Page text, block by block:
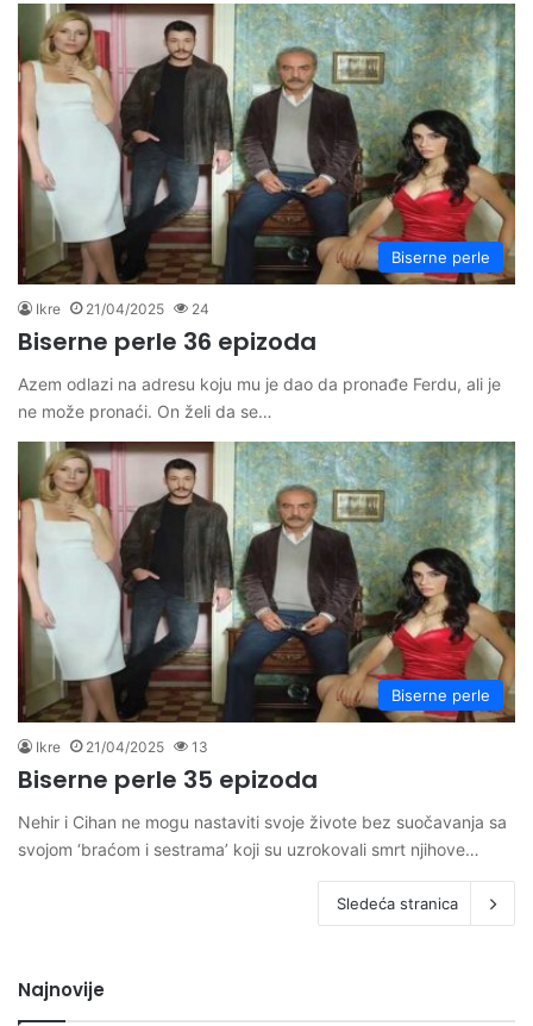
Biserne perle
Ikre 21/04/2025 24
Biserne perle 36 epizoda
Azem odlazi na adresu koju mu je dao da pronađe Ferdu, ali je
ne može pronaći. On želi da se…
Biserne perle
Ikre 21/04/2025 13
Biserne perle 35 epizoda
Nehir i Cihan ne mogu nastaviti svoje živote bez suočavanja sa
svojom ‘braćom i sestrama’ koji su uzrokovali smrt njihove…
Sledeća stranica
Najnovije